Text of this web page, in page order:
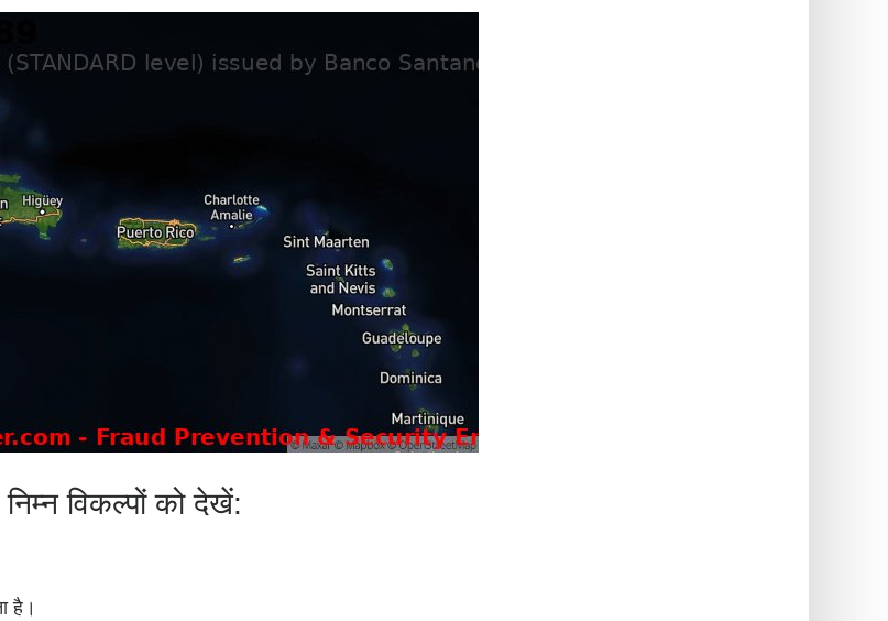
विकल्पों को देखें:
है।